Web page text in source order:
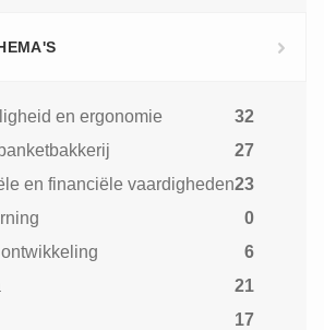
en ergonomie
32
banketbakkerij
27
en financiële vaardigheden23
0
ontwikkeling
6
21
17